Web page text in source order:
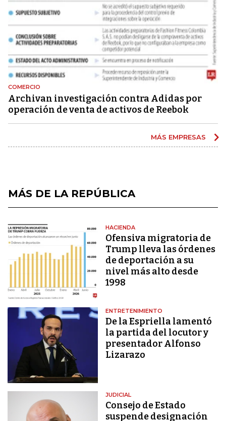
COMERCIO
Archivan investigación contra Adidas por
operación de venta de activos de Reebok
MÁS EMPRESAS
MÁS DE LA REPÚBLICA
HACIENDA
Ofensiva migratoria de
Trump lleva las órdenes
de deportación a su
nivel más alto desde
1998
ENTRETENIMIENTO
De la Espriella lamentó
la partida del locutor y
presentador Alfonso
Lizarazo
JUDICIAL
Consejo de Estado
suspende designación